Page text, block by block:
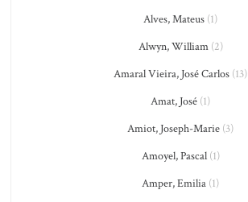
Alves, Mateus (1)
Alwyn, William(2)
Amaral Vieira, José Carlos (13)
Amat, José (1)
Amiot, Joseph-Marie (3)
Amoyel, Pascal(1)
Amper, Emilia (1)